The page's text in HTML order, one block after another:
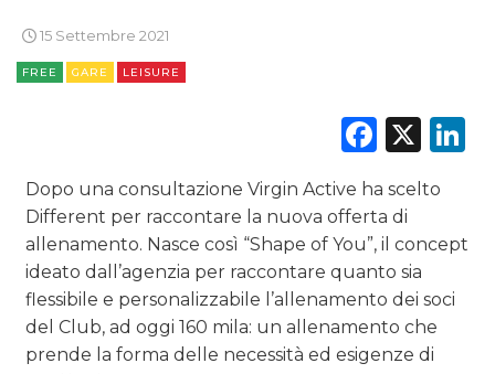
RADIO / AUDIO
DATI
RICERCHE
PREVISIONI/SCENARI
15 Settembre 2021
FREE GARE LEISURE
X
Dopo una consultazione Virgin Active ha scelto
Different per raccontare la nuova offerta di
allenamento. Nasce così “Shape of You”, il concept
ideato dall’agenzia per raccontare quanto sia
flessibile e personalizzabile l’allenamento dei soci
del Club, ad oggi 160 mila: un allenamento che
prende la forma delle necessità ed esigenze di